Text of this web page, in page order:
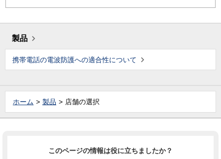
製品
携帯電話の電波防護への適合性について
ホーム 製品 店舗の選択
このページの情報は役に立ちましたか？